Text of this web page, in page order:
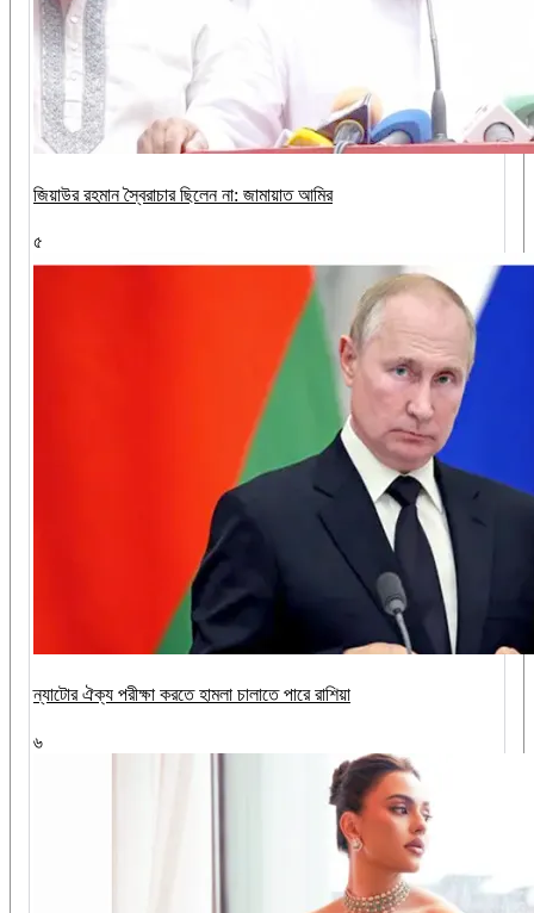
জিয়াউর রহমান স্বৈরাচার ছিলেন না: জামায়াত আমির
৫
ন্যাটোর ঐক্য পরীক্ষা করতে হামলা চালাতে পারে রাশিয়া
৬